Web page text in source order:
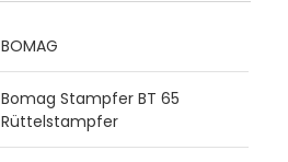
BOMAG
Bomag Stampfer BT 65
Rüttelstampfer